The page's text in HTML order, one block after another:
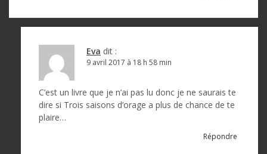
Eva dit :
9 avril 2017 à 18 h 58 min
C’est un livre que je n’ai pas lu donc je ne saurais te
dire si Trois saisons d’orage a plus de chance de te
plaire…
Répondre